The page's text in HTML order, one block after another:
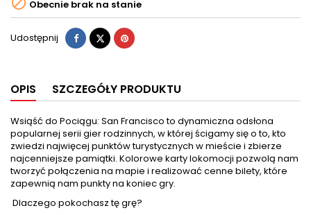
Obecnie brak na stanie
Udostępnij Udostępnij
TweetujPinterest
OPIS SZCZEGÓŁY PRODUKTU
Wsiąść do Pociągu: San Francisco to dynamiczna odsłona
popularnej serii gier rodzinnych, w której ścigamy się o to, kto
zwiedzi najwięcej punktów turystycznych w mieście i zbierze
najcenniejsze pamiątki. Kolorowe karty lokomocji pozwolą nam
tworzyć połączenia na mapie i realizować cenne bilety, które
zapewnią nam punkty na koniec gry.
Dlaczego pokochasz tę grę?